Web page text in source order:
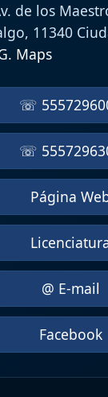
de los
11340
Maps
☏
☏
Página
@ E-mail
Facebook